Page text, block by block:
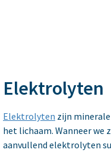
Elektrolyten
Elektrolyten zijn
het lichaam. Wanneer we
aanvullend elektrolyten